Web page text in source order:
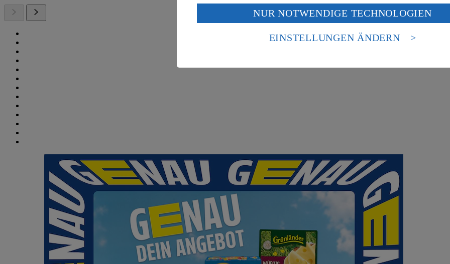
Wenn du auf „Aktivieren“ klickst, willigst du im Sinne des Art. 49 Abs. 1 Satz 1 lit.
ein, dass deine Daten in den USA verarbeitet werden. Der EuGH sieht die USA als
einem nach europäischen Standards nicht angemessenen Datenschutzniveau an. Es
Risiko eines Zugriffs durch US-amerikanische Behörden.
NUR NOTWENDIGE TECHNOLOGIEN
EINSTELLUNGEN ÄNDERN